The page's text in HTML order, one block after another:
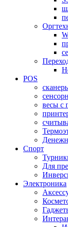
POS
весы с
Спорт
Для
Электроника